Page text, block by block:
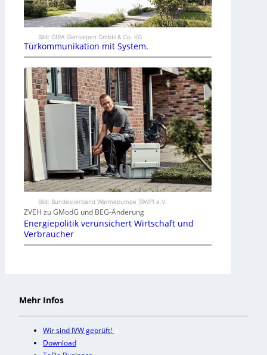
Bild: GIRA Giersiepen GmbH & Co. KG
Türkommunikation mit System.
Bild: Bundesverband Wärmepumpe (BWP) e.V.
ZVEH zu GModG und BEG-Änderung
Energiepolitik verunsichert Wirtschaft und
Verbraucher
Mehr Infos
Wir sind IVW geprüft!
Download